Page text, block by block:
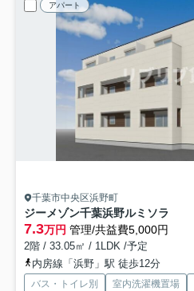
アパート
千葉市中央区浜野町
ジーメゾン千葉浜野ルミソラ
7.3万円 管理/共益費5,000円
2階 / 33.05㎡ / 1LDK /予定
内房線「浜野」駅 徒歩12分
バス・トイレ別 室内洗濯機置場